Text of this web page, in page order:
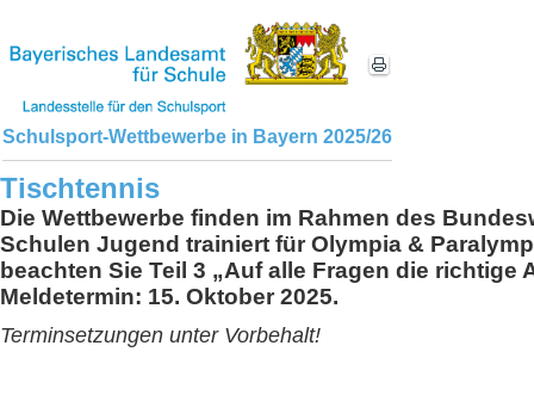
Schulsport-Wettbewerbe in Bayern 2025/26
Tischtennis
Die Wettbewerbe finden im Rahmen des
Schulen Jugend trainiert für Olympia &
beachten Sie Teil 3 „Auf alle Fragen die richtige
Meldetermin: 15. Oktober 2025.
Terminsetzungen unter Vorbehalt!